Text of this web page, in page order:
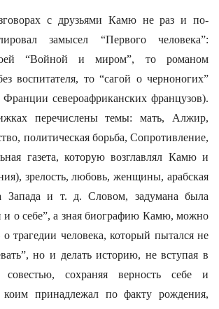
с друзьями Камю не раз и по-
замысел “Первого человека”:
“Войной и миром”, то романом
воспитателя, то “сагой о черноногих”
североафриканских французов).
перечислены темы: мать, Алжир,
политическая борьба, Сопротивление,
газета, которую возглавлял Камю и
зрелость, любовь, женщины, арабская
Запада и т. д. Словом, задумана была
и о себе”, а зная биографию Камю, можно
трагедии человека, который пытался не
но и делать историю, не вступая в
сохраняя верность себе и
принадлежал по факту рождения,